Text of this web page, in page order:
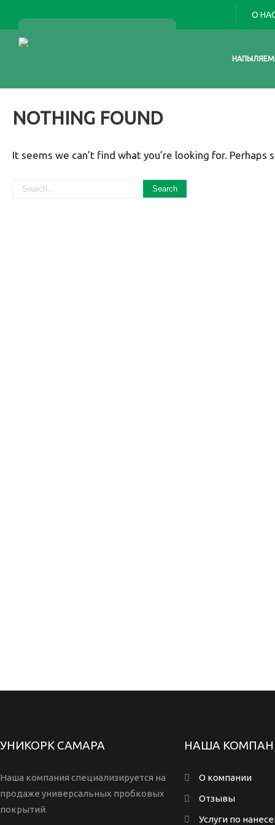
О
NOTHING FOUND
It seems we can’t find what you’re looking for. Perhaps
УНИКОРК САМАРА
Наша компания специализируется на
продаже универсальных пробковых
покрытий.
НАША
О компании
Отзывы
Услуги по